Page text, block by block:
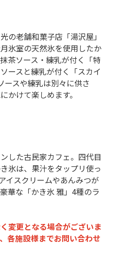
の老舗和菓子店「湯沢屋」
氷室の天然氷を使用したか
茶ソース・練乳が付く「特
ースと練乳が付く「スカイ
ースや練乳は別々に供さ
かけて楽しめます。
した古民家カフェ。四代目
氷は、果汁をタップリ使っ
イスクリームやあんみつが
華な「かき氷 雅」4種のラ
変更となる場合がございま
各施設様までお問い合わせ